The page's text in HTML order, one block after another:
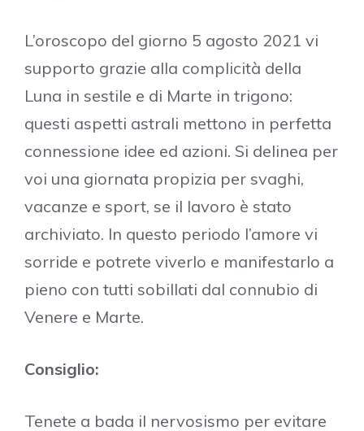
L’oroscopo del giorno 5 agosto 2021 vi
supporto grazie alla complicità della
Luna in sestile e di Marte in trigono:
questi aspetti astrali mettono in perfetta
connessione idee ed azioni. Si delinea per
voi una giornata propizia per svaghi,
vacanze e sport, se il lavoro è stato
archiviato. In questo periodo l’amore vi
sorride e potrete viverlo e manifestarlo a
pieno con tutti sobillati dal connubio di
Venere e Marte.
Consiglio:
Tenete a bada il nervosismo per evitare